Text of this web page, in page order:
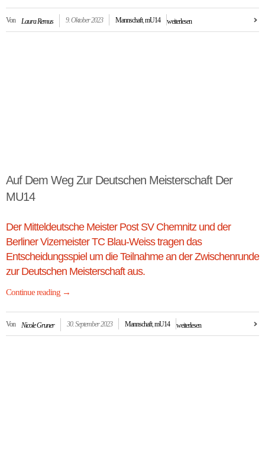
Von Laura Remus 9. Oktober 2023 Mannschaft,mU14 weiterlesen
Auf Dem Weg Zur Deutschen Meisterschaft Der
MU14
Der Mitteldeutsche Meister Post SV Chemnitz und der
Berliner Vizemeister TC Blau-Weiss tragen das
Entscheidungsspiel um die Teilnahme an der Zwischenrunde
zur Deutschen Meisterschaft aus.
Continue reading →
Von Nicole Gruner 30. September 2023 Mannschaft,mU14 weiterlesen